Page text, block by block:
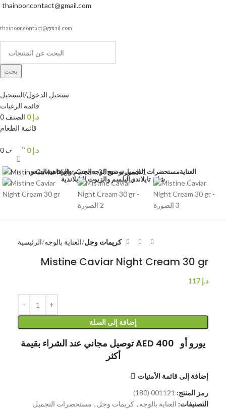
thainoor.contact@gmail.com
thainoor.contact@gmail.com
بحث
تسجيل الدخول/التسجيل
قائمة الرغبات
0 الصنف د.إ0
قائمة الطعام
0 الصنف د.إ0
الشعرالجسم والرفاهيةالوجهتوضيحمستحضرات التجميلالعناية
البلسم والزيوت التايلانديةشاي تايلاندي
الرئيسية العناية بالوجه كريمات وجل
Mistine Caviar Night Cream 30 gr
د.إ
إضافة إلى السلة
توصيل مجاني عند الشراء بقيمة AED 400 يورو أو
أكثر
إضافة إلى قائمة الأمنيات
رمز المنتج: 001121 (180)
التصنيفات: العناية بالوجه , كريمات وجل , مستحضرات التجميل